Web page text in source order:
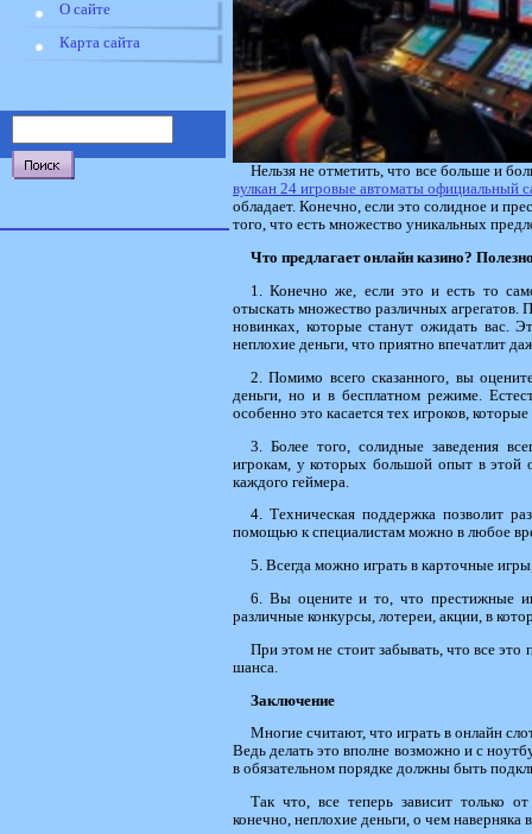
О сайте
Карта сайта
Нельзя не отметить, что все больше и
вулкан 24 игровые автоматы официальный
обладает. Конечно, если это солидное и
того, что есть множество уникальных
Что предлагает онлайн казино?
1. Конечно же, если это и есть то
отыскать множество различных агрегатов.
новинках, которые станут ожидать вас.
неплохие деньги, что приятно впечатлит
2. Помимо всего сказанного, вы
деньги, но и в бесплатном режиме.
особенно это касается тех игроков,
3. Более того, солидные заведения
игрокам, у которых большой опыт в этой
каждого геймера.
4. Техническая поддержка позволит
помощью к специалистам можно в любое
5. Всегда можно играть в карточные
6. Вы оцените и то, что престижные
различные конкурсы, лотереи, акции, в
При этом не стоит забывать, что все
шанса.
Заключение
Многие считают, что играть в онлайн
Ведь делать это вполне возможно и с
в обязательном порядке должны быть
Так что, все теперь зависит только
конечно, неплохие деньги, о чем наверняка